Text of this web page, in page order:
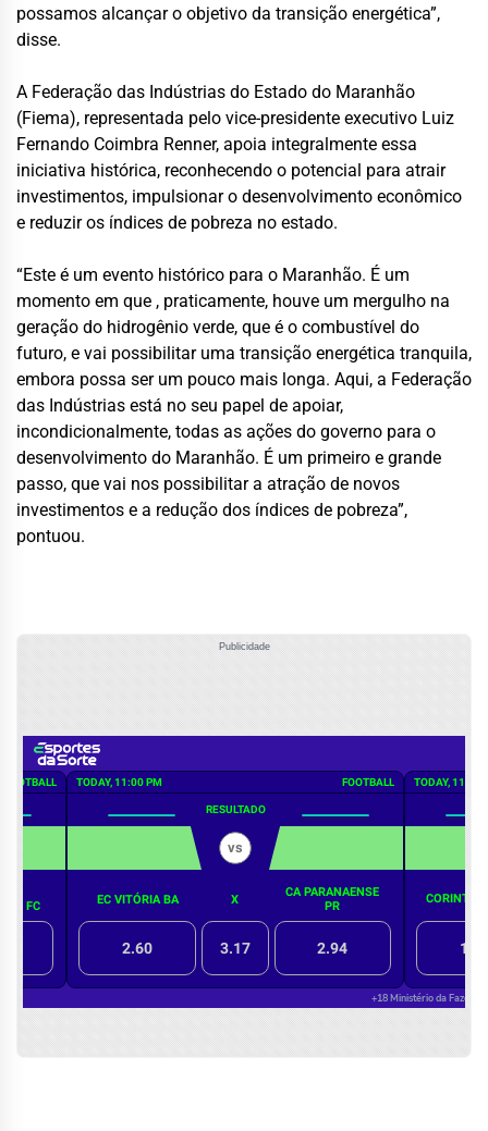
possamos alcançar o objetivo da transição energética”,
disse.
A Federação das Indústrias do Estado do Maranhão
(Fiema), representada pelo vice-presidente executivo Luiz
Fernando Coimbra Renner, apoia integralmente essa
iniciativa histórica, reconhecendo o potencial para atrair
investimentos, impulsionar o desenvolvimento econômico
e reduzir os índices de pobreza no estado.
“Este é um evento histórico para o Maranhão. É um
momento em que , praticamente, houve um mergulho na
geração do hidrogênio verde, que é o combustível do
futuro, e vai possibilitar uma transição energética tranquila,
embora possa ser um pouco mais longa. Aqui, a Federação
das Indústrias está no seu papel de apoiar,
incondicionalmente, todas as ações do governo para o
desenvolvimento do Maranhão. É um primeiro e grande
passo, que vai nos possibilitar a atração de novos
investimentos e a redução dos índices de pobreza”,
pontuou.
Publicidade